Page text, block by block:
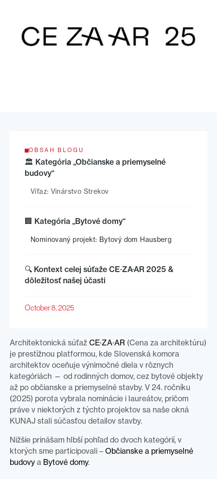
OBSAH BLOGU
🏛 Kategória „Občianske a priemyselné
budovy“
Víťaz: Vinárstvo Strekov
🏢 Kategória „Bytové domy“
Nominovaný projekt: Bytový dom Hausberg
🔍 Kontext celej súťaže CE·ZA·AR 2025 &
dôležitosť našej účasti
October 8, 2025
Architektonická súťaž CE·ZA·AR(Cena za architektúru)
je prestížnou platformou, kde Slovenská komora
architektov oceňuje výnimočné diela v rôznych
kategóriách — od rodinných domov, cez bytové objekty
až po občianske a priemyselné stavby. V 24. ročníku
(2025) porota vybrala nominácie i laureátov, pričom
práve v niektorých z týchto projektov sa naše okná
KUNAJ stali súčasťou detailov stavby.
Nižšie prinášam hlbší pohľad do dvoch kategórií, v
ktorých sme participovali – Občianske a priemyselné
budovya Bytové domy.